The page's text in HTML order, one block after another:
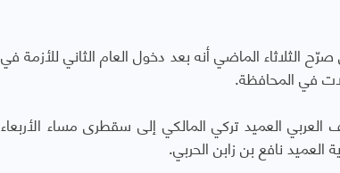
الماضي أنه بعد دخول العام الثاني للأزمة في
في المحافظة.
العميد تركي المالكي إلى سقطرى مساء الأربعاء
نافع بن زابن الحربي.